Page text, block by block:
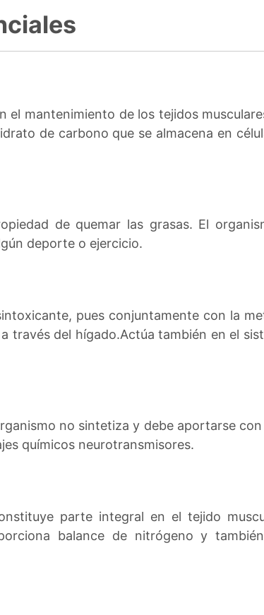
el mantenimiento de los tejidos
de carbono que se almacena en
de quemar las grasas. El
deporte o ejercicio.
pues conjuntamente con la
través del hígado.Actúa también en el
no sintetiza y debe aportarse
químicos neurotransmisores.
parte integral en el tejido
balance de nitrógeno y